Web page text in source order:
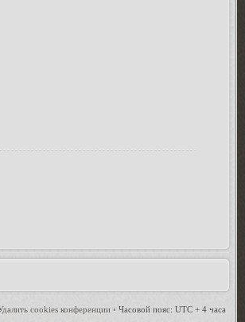
cookies конференции • Часовой пояс: UTC + 4 часа